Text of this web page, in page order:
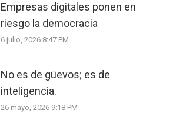
Empresas digitales ponen en
riesgo la democracia
6 julio, 2026 8:47 PM
No es de güevos; es de
inteligencia.
26 mayo, 2026 9:18 PM